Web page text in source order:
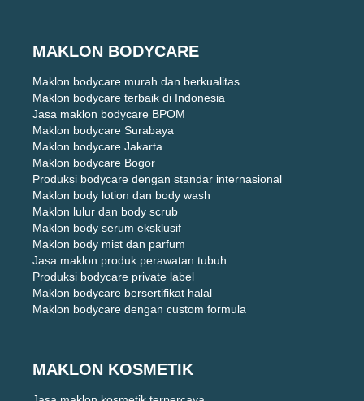
MAKLON BODYCARE
Maklon bodycare murah dan berkualitas
Maklon bodycare terbaik di Indonesia
Jasa maklon bodycare BPOM
Maklon bodycare Surabaya
Maklon bodycare Jakarta
Maklon bodycare Bogor
Produksi bodycare dengan standar internasional
Maklon body lotion dan body wash
Maklon lulur dan body scrub
Maklon body serum eksklusif
Maklon body mist dan parfum
Jasa maklon produk perawatan tubuh
Produksi bodycare private label
Maklon bodycare bersertifikat halal
Maklon bodycare dengan custom formula
MAKLON KOSMETIK